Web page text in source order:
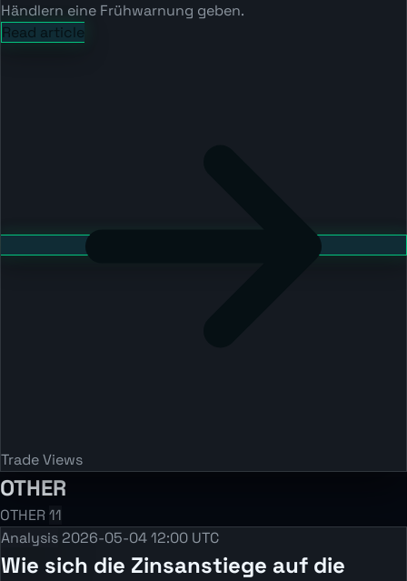
Händlern eine Frühwarnung geben.
Read article
Trade Views
OTHER
OTHER11
Analysis 2026-05-04 12:00 UTC
Wie sich die Zinsanstiege auf die